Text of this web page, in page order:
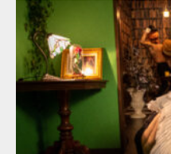
Update:
Category:ハロウィンのマッ
ダウンロード